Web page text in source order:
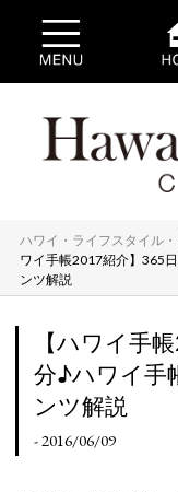
ハワイ・ライフスタイル
ワイ手帳2017紹介】365
ンツ解説
【ハワイ手
分♪ハワイ手
ンツ解説
- 2016/06/09